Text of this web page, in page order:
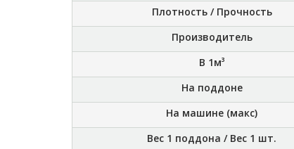
Плотность / Прочность
Производитель
В 1м³
На поддоне
На машине (макс)
Вес 1 поддона / Вес 1 шт.